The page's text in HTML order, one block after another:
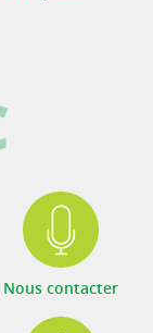
Nous contacter